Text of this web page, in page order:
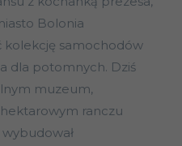
Bolonia
kolekcję samochodów
dla potomnych. Dziś
muzeum,
ranczu